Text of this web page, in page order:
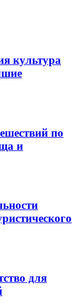
культура
по
и
для